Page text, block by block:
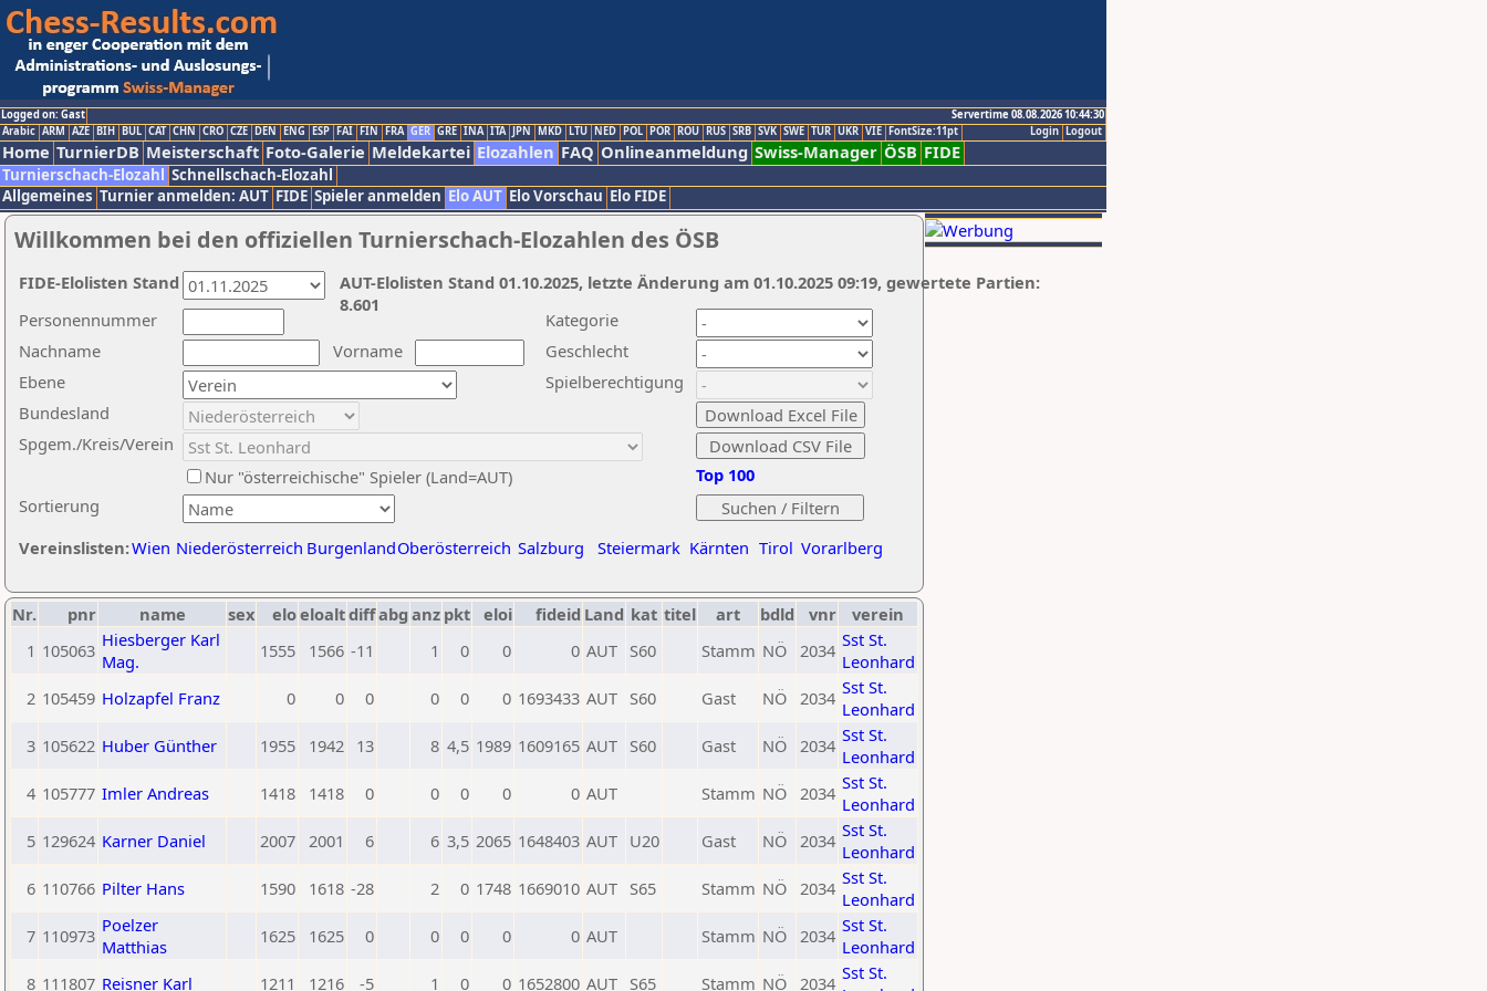
Logged on: Gast
Servertime 08.08.2026 10:44:30
Logout
Login
Arabic ARM AZE BIH BUL CAT CHN CRO CZE DEN ENG ESP FAI FIN FRA GER GRE INA ITA JPN MKD LTU NED POL POR ROU RUS SRB SVK SWE TUR UKR VIE FontSize:11pt
Home TurnierDB Meisterschaft Foto-Galerie Meldekartei Elozahlen FAQ Onlineanmeldung Swiss-Manager ÖSB FIDE
Turnierschach-Elozahl Schnellschach-Elozahl
Allgemeines Turnier anmelden: AUT FIDE Spieler anmelden Elo AUT Elo Vorschau Elo FIDE
Willkommen bei den offiziellen Turnierschach-Elozahlen des ÖSB
Nachname
Vorname
Ebene
Kategorie
Sortierung
Personennummer
Bundesland
Spgem./Kreis/Verein
Geschlecht
Nur "österreichische" Spieler (Land=AUT)
Spielberechtigung
Vereinslisten:Wien Niederösterreich BurgenlandOberösterreich Salzburg Steiermark Kärnten Tirol Vorarlberg
Top 100
AUT-Elolisten Stand 01.10.2025, letzte Änderung am 01.10.2025 09:19, gewertete Partien:
8.601
FIDE-Elolisten Stand
Nr. pnr name sex eloeloaltdiffabg anz pkt eloi fideid Land kat titel art bdld vnr
verein
1 105063 Hiesberger Karl
Mag.
1555 1566 -11 1 0 0 0 AUT S60 Stamm NÖ 2034 Sst St.
Leonhard
2 105459 Holzapfel Franz 0 0 0 0 0 0 1693433 AUT S60 Gast NÖ 2034 Sst St.
Leonhard
3 105622 Huber Günther 1955 1942 13 8 4,5 1989 1609165 AUT S60 Gast NÖ 2034 Sst St.
Leonhard
4 105777 Imler Andreas 1418 1418 0 0 0 0 0 AUT Stamm NÖ 2034 Sst St.
Leonhard
5 129624 Karner Daniel 2007 2001 6 6 3,5 2065 1648403 AUT U20 Gast NÖ 2034 Sst St.
Leonhard
6 110766 Pilter Hans 1590 1618 -28 2 0 1748 1669010 AUT S65 Stamm NÖ 2034 Sst St.
Leonhard
7 110973 Poelzer
Matthias
1625 1625 0 0 0 0 0 AUT Stamm NÖ 2034 Sst St.
Leonhard
8 111807 Reisner Karl 1211 1216 -5 1 0 0 1652800 AUT S65 Stamm NÖ 2034 Sst St.